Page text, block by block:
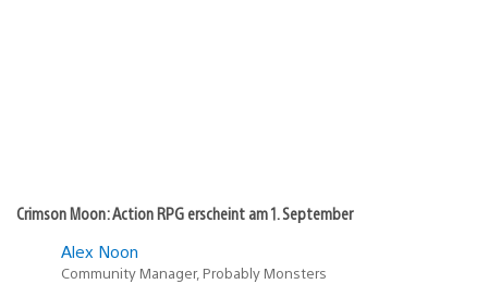
Crimson Moon: Action RPG erscheint am 1. September
Alex Noon
Community Manager, Probably Monsters